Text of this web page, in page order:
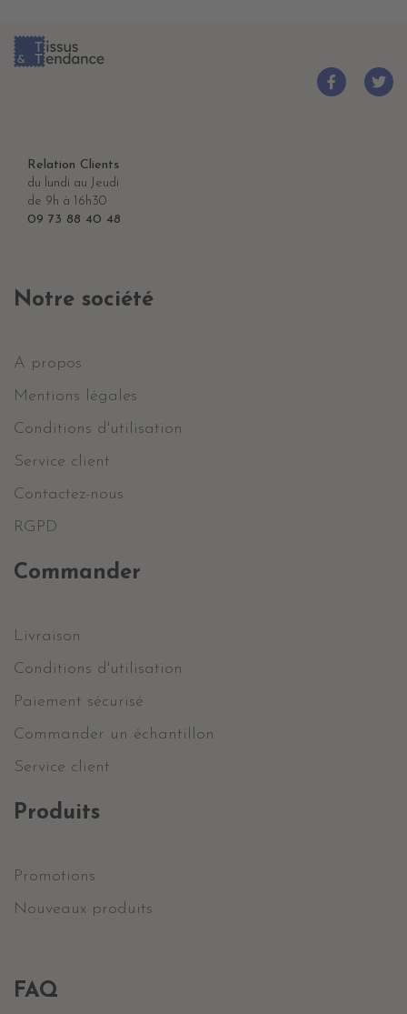
Relation Clients
du lundi au Jeudi
de 9h à 16h30
09 73 88 40 48
Notre société
A propos
Mentions légales
Conditions d'utilisation
Service client
Contactez-nous
RGPD
Commander
Livraison
Conditions d'utilisation
Paiement sécurisé
Commander un échantillon
Service client
Produits
Promotions
Nouveaux produits
FAQ